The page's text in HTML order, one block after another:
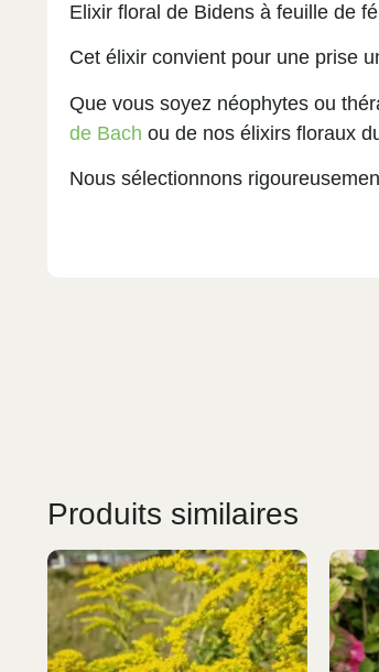
Elixir floral de Bidens à feuille de
Cet élixir convient pour une prise
Que vous soyez néophytes ou
de Bach ou de nos élixirs floraux
Nous sélectionnons
Produits similaires